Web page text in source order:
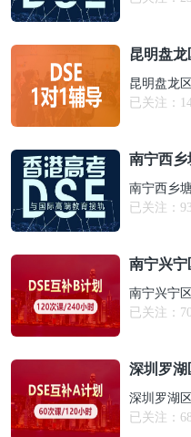
昆明盘龙
昆明盘龙
已关注：
南宁西乡
南宁西乡
已关注：
南宁兴宁
南宁兴宁
已关注：
深圳罗湖
深圳罗湖
已关注：